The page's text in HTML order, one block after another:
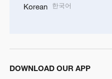
Korean 한국어
DOWNLOAD OUR APP